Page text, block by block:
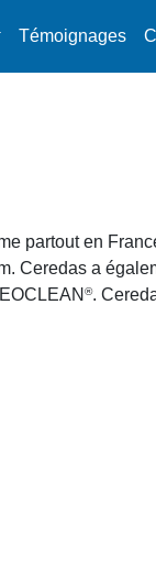
Témoignages
partout en
Ceredas a
®.